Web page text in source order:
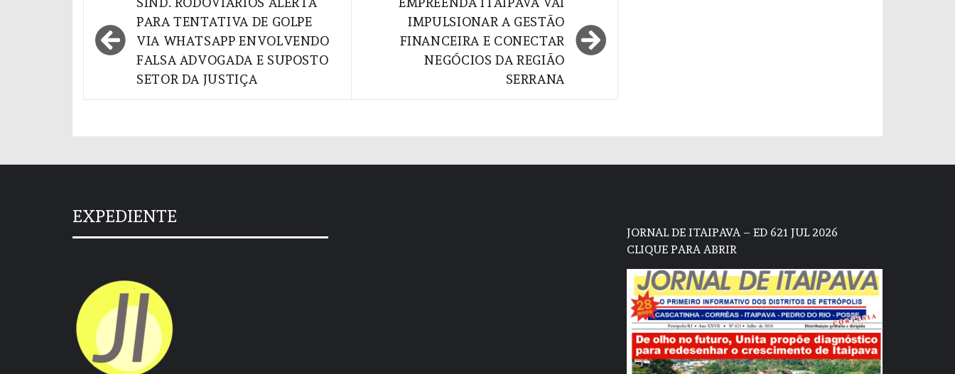
de
Post
PARA TENTATIVA DE GOLPE
VIA WHATSAPP ENVOLVENDO
FALSA ADVOGADA E SUPOSTO
SETOR DA JUSTIÇA
IMPULSIONAR A GESTÃO
FINANCEIRA E CONECTAR
NEGÓCIOS DA REGIÃO
SERRANA
EXPEDIENTE
JORNAL DE ITAIPAVA – ED 621 JUL 2026
CLIQUE PARA ABRIR